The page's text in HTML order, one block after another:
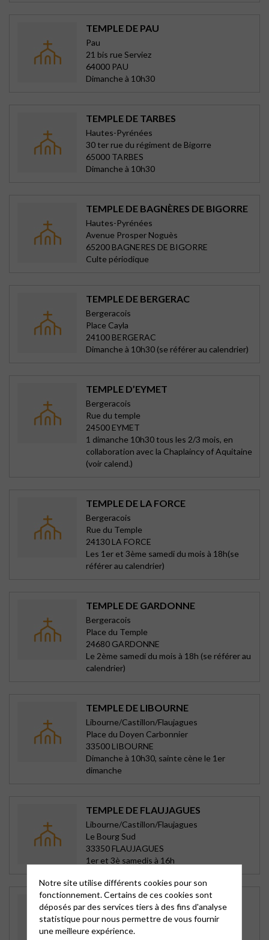
TEMPLE DE PAU
Pau
21 bis rue Serviez
64000 PAU
Dimanche à 10h30
TEMPLE DE TARBES
Hautes-Pyrénées
30 ter rue du régiment de Bigorre
65000 TARBES
Dimanche à 10h30
TEMPLE DE BAGNÈRES DE BIGORRE
Hautes-Pyrénées
Avenue Prosper Noguès
65200 BAGNERES DE BIGORRE
Culte périodique
TEMPLE DE BERGERAC
Bergeracois
Place Cayla
24100 BERGERAC
Dimanche à 10h30 (se référer au calendrier)
TEMPLE D’EYMET
Bergeracois
Rue du temple
24500 EYMET
1 dimanche 10h30 tous les 2/3 mois, en
collaboration avec la Chaplaincy of Aquitaine
(voir calend.)
TEMPLE DE LA FORCE
Bergeracois
Rue du Temple
24130 LA FORCE
Les 1er et 3ème samedi du mois à 18h(se
référer au calendrier)
TEMPLE DE GARDONNE
Bergeracois
Place du Temple
24680 GARDONNE
Le 2ème samedi du mois à 18h (se référer au
calendrier)
TEMPLE DE LIBOURNE
Libourne/Castillon/Flaujagues
Place du Doyen Carbonnier
33500 LIBOURNE
Dimanche à 10h30, sainte cène le 1er
dimanche
TEMPLE DE FLAUJAGUES
Libourne/Castillon/Flaujagues
Le Bourg Sud
33350 FLAUJAGUES
1er et 3è samedis à 16h
TEMPLE DE CASTILLON
Libourne/Castillon/Flaujagues
rue Gambetta
Notre site utilise différents cookies pour son
fonctionnement. Certains de ces cookies sont
déposés par des services tiers à des fins d'analyse
statistique pour nous permettre de vous fournir
une meilleure expérience.